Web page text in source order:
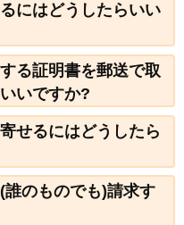
にはどうしたらいい
る証明書を郵送で取
いですか?
せるにはどうしたら
のものでも)請求す